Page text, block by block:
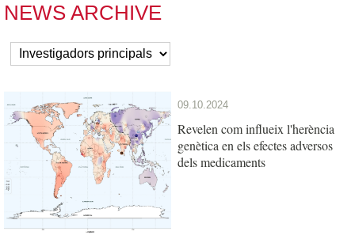
NEWS ARCHIVE
09.10.2024
Revelen com influeix l'herència
genètica en els efectes adversos
dels medicaments